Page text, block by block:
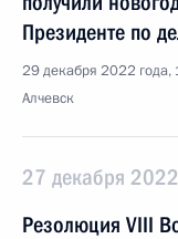
Президенте по
29 декабря 2022 года,
Алчевск
27 декабря
Резолюция VIII